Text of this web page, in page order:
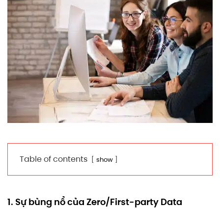
Table of contents show
1. Sự bùng nổ của Zero/First-party Data